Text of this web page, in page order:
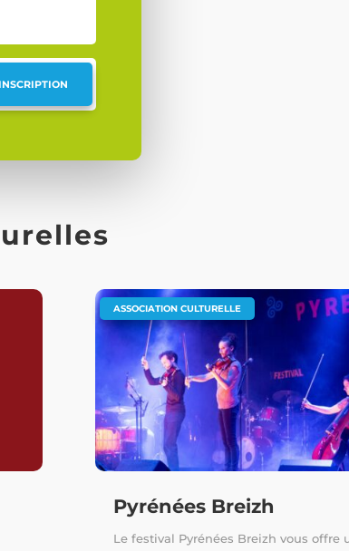
INSCRIPTION
Pyrénées Breizh
ASSOCIATION CULTURELLE
Le festival Pyrénées Breizh vous offre